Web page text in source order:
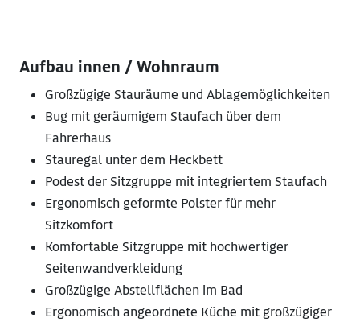
Aufbau innen / Wohnraum
Großzügige Stauräume und Ablagemöglichkeiten
Bug mit geräumigem Staufach über dem
Fahrerhaus
Stauregal unter dem Heckbett
Podest der Sitzgruppe mit integriertem Staufach
Ergonomisch geformte Polster für mehr
Sitzkomfort
Komfortable Sitzgruppe mit hochwertiger
Seitenwandverkleidung
Großzügige Abstellflächen im Bad
Ergonomisch angeordnete Küche mit großzügiger